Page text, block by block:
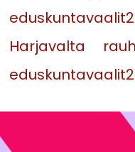
Harjavalta